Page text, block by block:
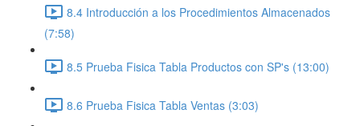
8.4 Introducción a los Procedimientos Almacenados
(7:58)
8.5 Prueba Fisica Tabla Productos con SP's (13:00)
8.6 Prueba Fisica Tabla Ventas (3:03)